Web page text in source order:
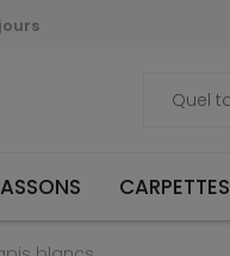
CARPETTES